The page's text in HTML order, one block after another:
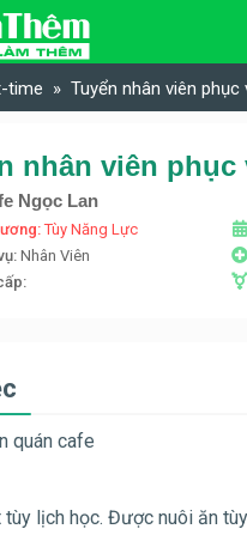
time Tuyển nhân viên
Ngọc Lan
Tùy Năng Lực
Nhân Viên
quán cafe
lịch học. Được nuôi ăn